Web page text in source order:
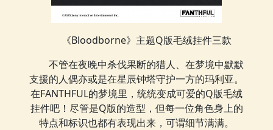
《Bloodborne》主题Q版毛绒挂件三款
不管在夜晚中杀伐果断的猎人、在梦境中默默
支援的人偶亦或是在星辰钟塔守护一方的玛利亚。
在FANTHFUL的梦境里，统统变成可爱的Q版毛绒
挂件吧！尽管是Q版的造型，但每一位角色身上的
特点和标识也都有表现出来，可谓细节满满。